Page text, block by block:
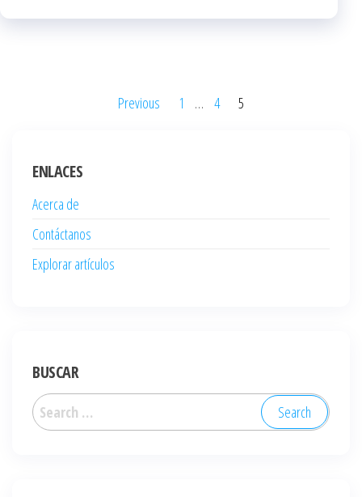
Previous 1 … 4 5
ENLACES
Acerca de
Contáctanos
Explorar artículos
BUSCAR
Search
for: